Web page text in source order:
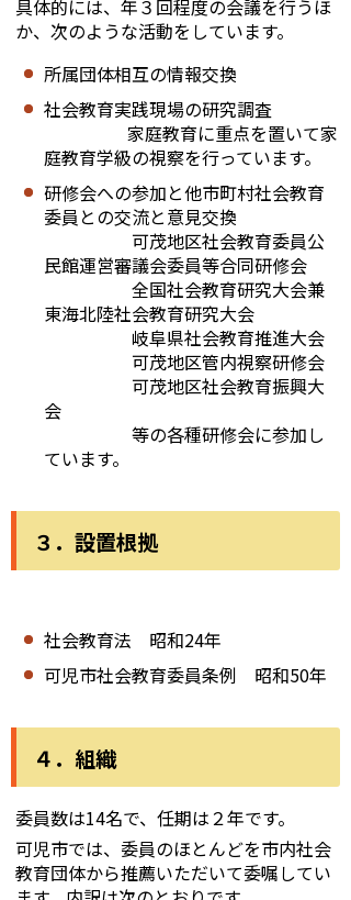
具体的には、年３回程度の会議を行うほ
か、次のような活動をしています。
所属団体相互の情報交換
社会教育実践現場の研究調査
家庭教育に重点を置いて家
庭教育学級の視察を行っています。
研修会への参加と他市町村社会教育
委員との交流と意見交換
可茂地区社会教育委員公
民館運営審議会委員等合同研修会
全国社会教育研究大会兼
東海北陸社会教育研究大会
岐阜県社会教育推進大会
可茂地区管内視察研修会
可茂地区社会教育振興大
会
等の各種研修会に参加し
ています。
３．設置根拠
社会教育法 昭和24年
可児市社会教育委員条例 昭和50年
４．組織
委員数は14名で、任期は２年です。
可児市では、委員のほとんどを市内社会
教育団体から推薦いただいて委嘱してい